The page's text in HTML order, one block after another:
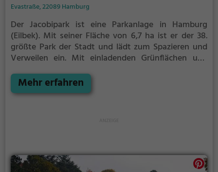
Evastraße, 22089 Hamburg
Der Jacobipark ist eine Parkanlage in Hamburg
(Eilbek). Mit seiner Fläche von 6,7 ha ist er der 38.
größte Park der Stadt und lädt zum Spazieren und
Verweilen ein. Mit einladenden Grünflächen und
Möglichkeiten zur Entspannung.
Mehr erfahren